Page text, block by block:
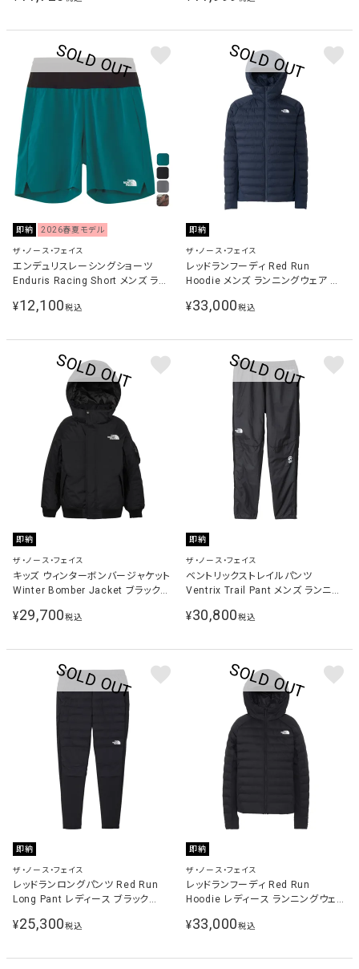
即納 2026春夏モデル
ザ・ノース・フェイス
エンデュリスレーシングショーツ
Enduris Racing Short メンズ ラン
ン NB72480 DL
¥12,100税込
即納
ザ・ノース・フェイス
レッドランフーディ Red Run
Hoodie メンズ ランニングウェア ジ
NY82576 UN
¥33,000税込
即納
ザ・ノース・フェイス
キッズ ウィンターボンバージャケット
Winter Bomber Jacket ブラック
¥29,700税込
即納
ザ・ノース・フェイス
ベントリックストレイルパンツ
Ventrix Trail Pant メンズ ランニン
NY82572 K
¥30,800税込
即納
ザ・ノース・フェイス
レッドランロングパンツ Red Run
Long Pant レディース ブラック
¥25,300税込
即納
ザ・ノース・フェイス
レッドランフーディ Red Run
Hoodie レディース ランニングウェア
¥33,000税込